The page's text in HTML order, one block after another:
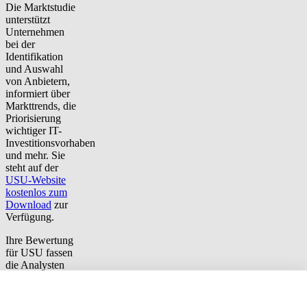
Die Marktstudie
unterstützt
Unternehmen
bei der
Identifikation
und Auswahl
von Anbietern,
informiert über
Markttrends, die
Priorisierung
wichtiger IT-
Investitionsvorhaben
und mehr. Sie
steht auf der
USU-Website
kostenlos zum
Download zur
Verfügung.
Ihre Bewertung
für USU fassen
die Analysten